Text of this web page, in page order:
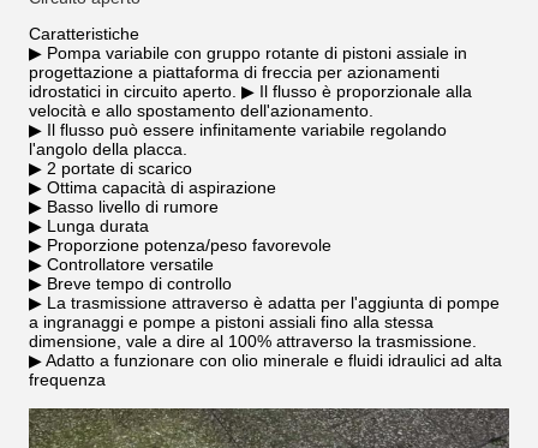
Caratteristiche
▶ Pompa variabile con gruppo rotante di pistoni assiale in
progettazione a piattaforma di freccia per azionamenti
idrostatici in circuito aperto. ▶ Il flusso è proporzionale alla
velocità e allo spostamento dell'azionamento.
▶ Il flusso può essere infinitamente variabile regolando
l'angolo della placca.
▶ 2 portate di scarico
▶ Ottima capacità di aspirazione
▶ Basso livello di rumore
▶ Lunga durata
▶ Proporzione potenza/peso favorevole
▶ Controllatore versatile
▶ Breve tempo di controllo
▶ La trasmissione attraverso è adatta per l'aggiunta di pompe
a ingranaggi e pompe a pistoni assiali fino alla stessa
dimensione, vale a dire al 100% attraverso la trasmissione.
▶ Adatto a funzionare con olio minerale e fluidi idraulici ad alta
frequenza